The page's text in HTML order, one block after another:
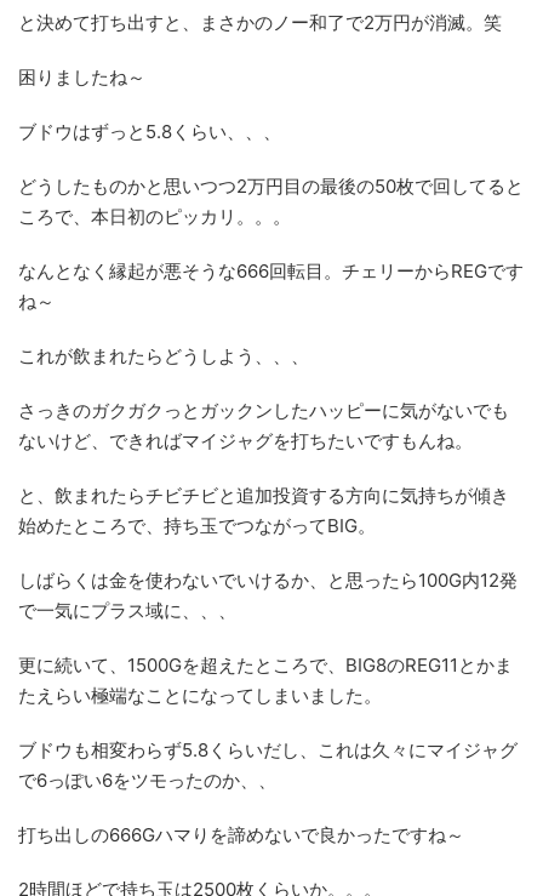
と決めて打ち出すと、まさかのノー和了で2万円が消滅。笑
困りましたね～
ブドウはずっと5.8くらい、、、
どうしたものかと思いつつ2万円目の最後の50枚で回してると
ころで、本日初のピッカリ。。。
なんとなく縁起が悪そうな666回転目。チェリーからREGです
ね～
これが飲まれたらどうしよう、、、
さっきのガクガクっとガックンしたハッピーに気がないでも
ないけど、できればマイジャグを打ちたいですもんね。
と、飲まれたらチビチビと追加投資する方向に気持ちが傾き
始めたところで、持ち玉でつながってBIG。
しばらくは金を使わないでいけるか、と思ったら100G内12発
で一気にプラス域に、、、
更に続いて、1500Gを超えたところで、BIG8のREG11とかま
たえらい極端なことになってしまいました。
ブドウも相変わらず5.8くらいだし、これは久々にマイジャグ
で6っぽい6をツモったのか、、
打ち出しの666Gハマりを諦めないで良かったですね～
2時間ほどで持ち玉は2500枚くらいか。。。